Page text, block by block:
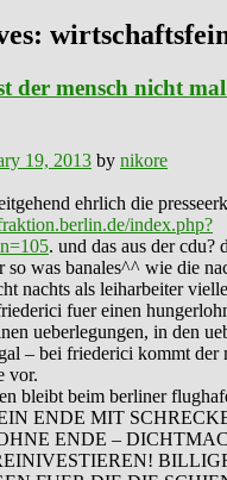
der mensch nicht
19, 2013 by nikore
ehrlich die
index.php?
. und das aus der cdu?
so was banales^^ wie die
nachts als leiharbeiter
fuer einen
ueberlegungen, in den
– bei friederici kommt der
vor.
bleibt beim berliner
ENDE MIT
ENDE –